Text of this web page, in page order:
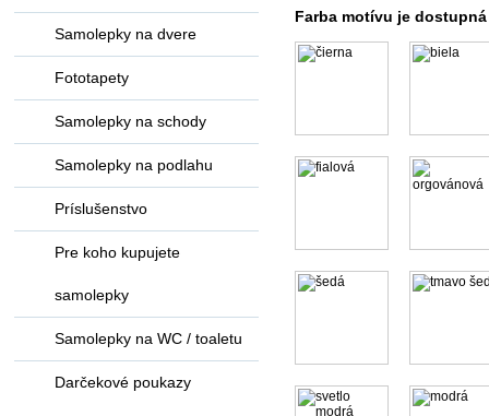
Farba motívu je
Samolepky na dvere
Fototapety
Samolepky na schody
Samolepky na podlahu
Príslušenstvo
Pre koho kupujete
samolepky
Samolepky na WC / toaletu
Darčekové poukazy